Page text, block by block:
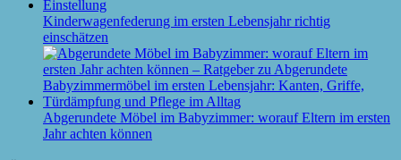
Kinderwagenfederung im ersten Lebensjahr richtig
einschätzen
Abgerundete Möbel im Babyzimmer: worauf Eltern im ersten
Jahr achten können